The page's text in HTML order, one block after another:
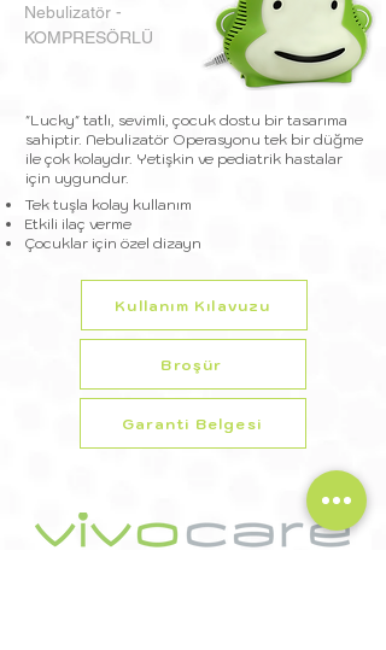
Nebulizatör -
KOMPRESÖRLÜ
"Lucky" tatlı, sevimli, çocuk dostu bir tasarıma
sahiptir. Nebulizatör Operasyonu tek bir düğme
ile çok kolaydır. Yetişkin ve pediatrik hastalar
için uygundur.
Tek tuşla kolay kullanım
Etkili ilaç verme
Çocuklar için özel dizayn
Kullanım Kılavuzu
Broşür
Garanti Belgesi